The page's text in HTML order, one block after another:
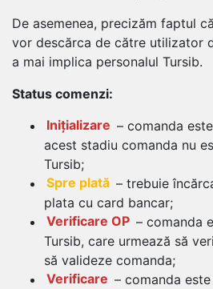
De asemenea, precizăm faptul
vor descărca de către utilizator
a mai implica personalul Tursib.
Status comenzi:
Inițializare – comanda
acest stadiu comanda nu
Tursib;
Spre plată – trebuie
plata cu card bancar;
Verificare OP – comanda
Tursib, care urmează să
să valideze comanda;
Verificare – comanda